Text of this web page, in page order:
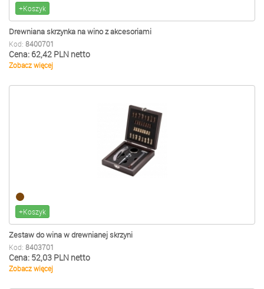
+Koszyk
Drewniana skrzynka na wino z akcesoriami
Kod: 8400701
Cena: 62,42 PLN netto
Zobacz więcej
+Koszyk
Zestaw do wina w drewnianej skrzyni
Kod: 8403701
Cena: 52,03 PLN netto
Zobacz więcej